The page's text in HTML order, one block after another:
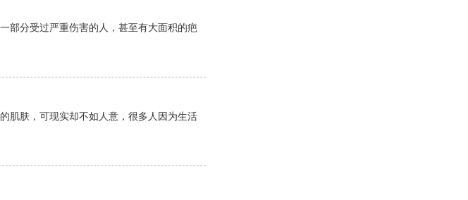
部分受过严重伤害的人，甚至有大面积的疤
肌肤，可现实却不如人意，很多人因为生活